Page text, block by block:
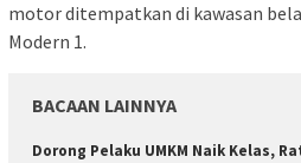
motor ditempatkan di kawasan
Modern 1.
BACAAN LAINNYA
Dorong Pelaku UMKM Naik Kelas,